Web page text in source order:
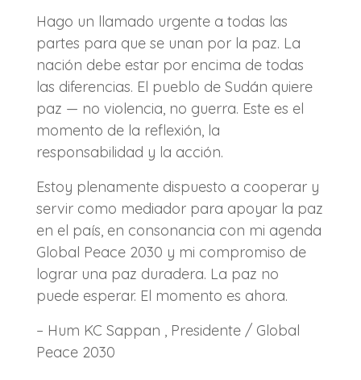
Hago un llamado urgente a todas las
partes para que se unan por la paz. La
nación debe estar por encima de todas
las diferencias. El pueblo de Sudán quiere
paz — no violencia, no guerra. Este es el
momento de la reflexión, la
responsabilidad y la acción.
Estoy plenamente dispuesto a cooperar y
servir como mediador para apoyar la paz
en el país, en consonancia con mi agenda
Global Peace 2030 y mi compromiso de
lograr una paz duradera. La paz no
puede esperar. El momento es ahora.
– Hum KC Sappan , Presidente / Global
Peace 2030